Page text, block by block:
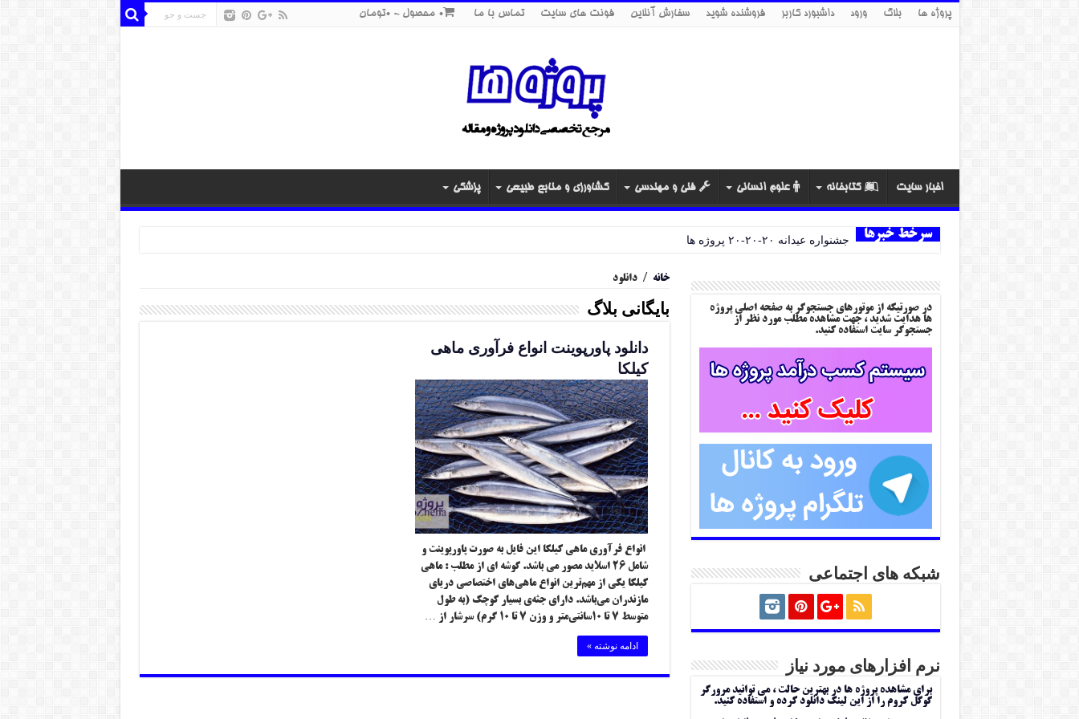
پروژه ها بلاگ ورود داشبورد کاربر فروشنده شوید سفارش آنلاین فونت های سایت تماس با ما 0 محصول 0تومان
اخبار سایت کتابخانه علوم انسانی فنی و مهندسی کشاورزی و منابع طبیعی پزشکی
سرخط خبرها جشنواره عیدانه ۲۰-۲۰-۲۰ پروژه ها
خانه / دانلود
بایگانی بلاگ
دانلود پاورپوینت انواع فرآوری ماهی
کیلکا
انواع فرآوری ماهی کیلکا این فایل به صورت پاورپوینت و
شامل ۲۶ اسلاید مصور می باشد. گوشه ای از مطلب : ماهی
کیلکا یکی از مهم‌ترین انواع ماهی‌های اختصاصی دریای
مازندران می‌باشد. دارای جثه‌ی بسیار کوچک (به طول
متوسط ۷ تا ۱۰سانتی‌متر و وزن ۷ تا ۱۰ گرم) سرشار از …
ادامه نوشته »
در صورتیکه از موتورهای جستجوگر به صفحه اصلی پروژه
ها هدایت شدید ، جهت مشاهده مطلب مورد نظر از
جستجوگر سایت استفاده کنید.
شبکه های اجتماعی
نرم افزارهای مورد نیاز
برای مشاهده پروژه ها در بهترین حالت ، می توانید مرورگر
گوگل کروم را از این لینک دانلود کرده و استفاده کنید.